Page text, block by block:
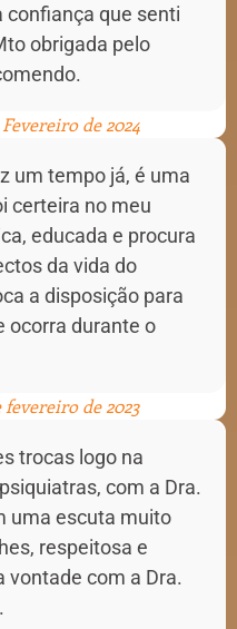
confiança que senti
obrigada pelo
Fevereiro de 2024
um tempo já, é uma
certeira no meu
educada e procura
da vida do
a disposição para
ocorra durante o
fevereiro de 2023
trocas logo na
com a Dra.
uma escuta muito
respeitosa e
vontade com a Dra.